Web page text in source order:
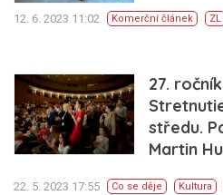
12. 6. 2023 11:02 Komerční článek ZL
27.
středu.
Martin
22. 5. 2023 17:55 Co se děje Kultura